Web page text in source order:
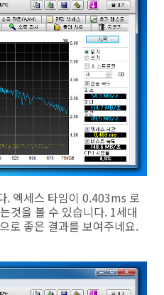
엑세스 타임이 0.403ms 로
것을 볼 수 있습니다. 1세대
로 좋은 결과를 보여주네요.